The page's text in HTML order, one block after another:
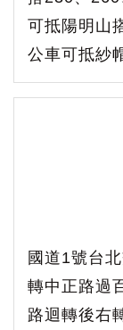
可抵陽明山
公車可抵紗
國道1號台
轉中正路過
路迴轉後右